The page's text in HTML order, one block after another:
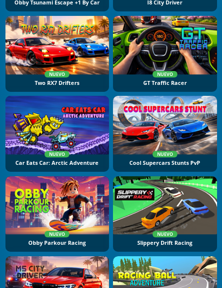
Obby Tsunami Escape +1 By Car I8 City Driver
NUEVO
Two RX7 Drifters
NUEVO
GT Traffic Racer
NUEVO
Car Eats Car: Arctic Adventure
NUEVO
Cool Supercars Stunts PvP
NUEVO
Obby Parkour Racing
NUEVO
Slippery Drift Racing